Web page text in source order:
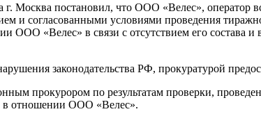
г. Москва постановил, что ООО «Велес», оператор
и согласованными условиями проведения
ООО «Велес» в связи с отсутствием его состава и
законодательства РФ, прокуратурой
прокурором по результатам проверки,
в отношении ООО «Велес».